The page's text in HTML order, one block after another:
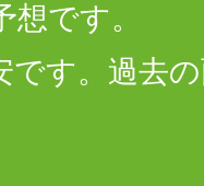
です。
す。過去